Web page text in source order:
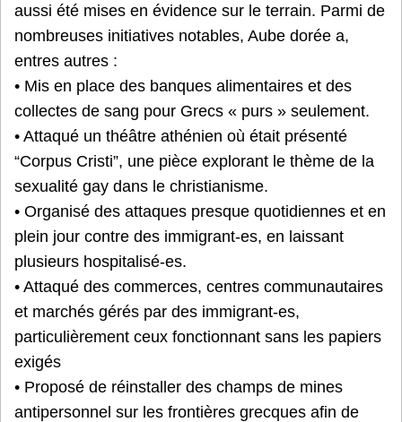
aussi été mises en évidence sur le terrain. Parmi de
nombreuses initiatives notables, Aube dorée a,
entres autres :
• Mis en place des banques alimentaires et des
collectes de sang pour Grecs « purs » seulement.
• Attaqué un théâtre athénien où était présenté
“Corpus Cristi”, une pièce explorant le thème de la
sexualité gay dans le christianisme.
• Organisé des attaques presque quotidiennes et en
plein jour contre des immigrant-es, en laissant
plusieurs hospitalisé-es.
• Attaqué des commerces, centres communautaires
et marchés gérés par des immigrant-es,
particulièrement ceux fonctionnant sans les papiers
exigés
• Proposé de réinstaller des champs de mines
antipersonnel sur les frontières grecques afin de